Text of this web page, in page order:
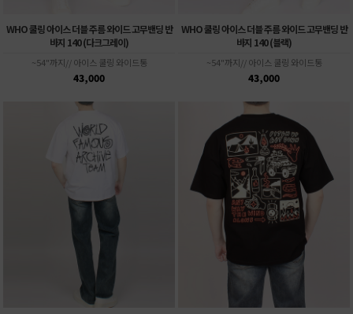
WHO 쿨링 아이스 더블 주름 와이드 고무밴딩 반
바지 140 (다크그레이)
~54"까지// 아이스 쿨링 와이드통
43,000
WHO 쿨링 아이스 더블 주름 와이드 고무밴딩 반
바지 140 (블랙)
~54"까지// 아이스 쿨링 와이드통
43,000